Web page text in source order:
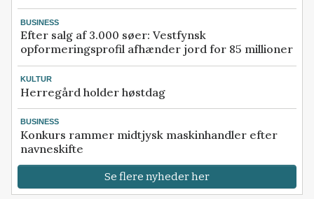
BUSINESS
Efter salg af 3.000 søer: Vestfynsk
opformeringsprofil afhænder jord for 85 millioner
KULTUR
Herregård holder høstdag
BUSINESS
Konkurs rammer midtjysk maskinhandler efter
navneskifte
Se flere nyheder her